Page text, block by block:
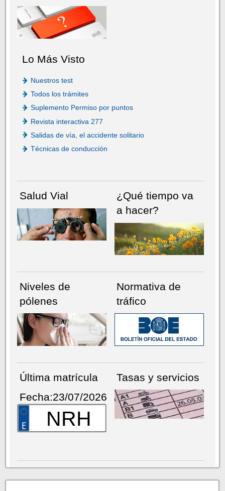
Lo Más Visto
Nuestros test
Todos los trámites
Suplemento Permiso por puntos
Revista interactiva 277
Salidas de vía, el accidente solitario
Técnicas de conducción
Salud Vial
¿Qué tiempo va
a hacer?
Niveles de
pólenes
Normativa de
tráfico
Última matrícula
Fecha:23/07/2026
NRH
Tasas y servicios